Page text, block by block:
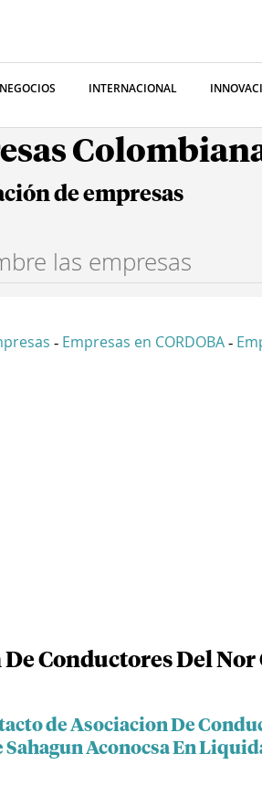
NEGOCIOS INTERNACIONAL
de empresas
- Empresas en CORDOBA -
Conductores Del
de Asociacion De
Sahagun Aconocsa En